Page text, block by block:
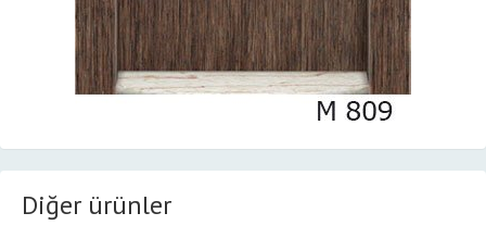
Diğer ürünler